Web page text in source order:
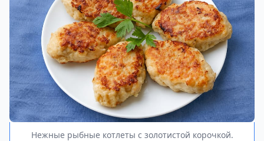
Нежные рыбные котлеты с золотистой корочкой.